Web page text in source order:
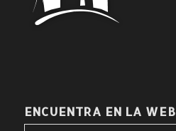
ENCUENTRA EN LA WEB